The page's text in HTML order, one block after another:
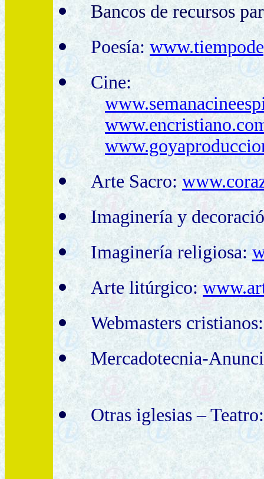
Bancos de recursos
Poesía:
Cine:
Arte Sacro:
Imaginería y
Imaginería religiosa:
Arte litúrgico:
Webmasters
Mercadotecnia-
Otras iglesias –